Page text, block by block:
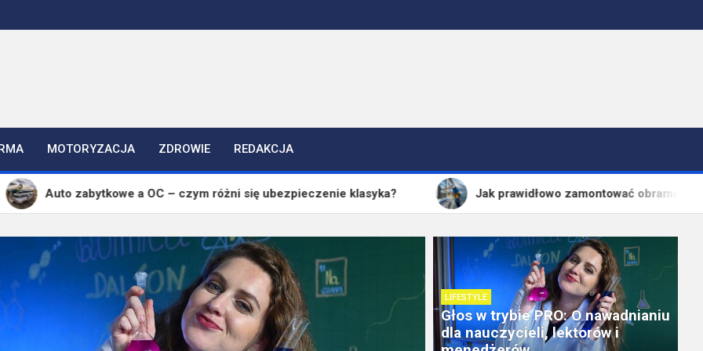
MOTORYZACJA ZDROWIE REDAKCJA
a OC – czym różni się ubezpieczenie klasyka? Jak prawidłowo zamontować obramówki okien na
LIFESTYLE
Głos w trybie PRO: O nawadnianiu
dla nauczycieli, lektorów i